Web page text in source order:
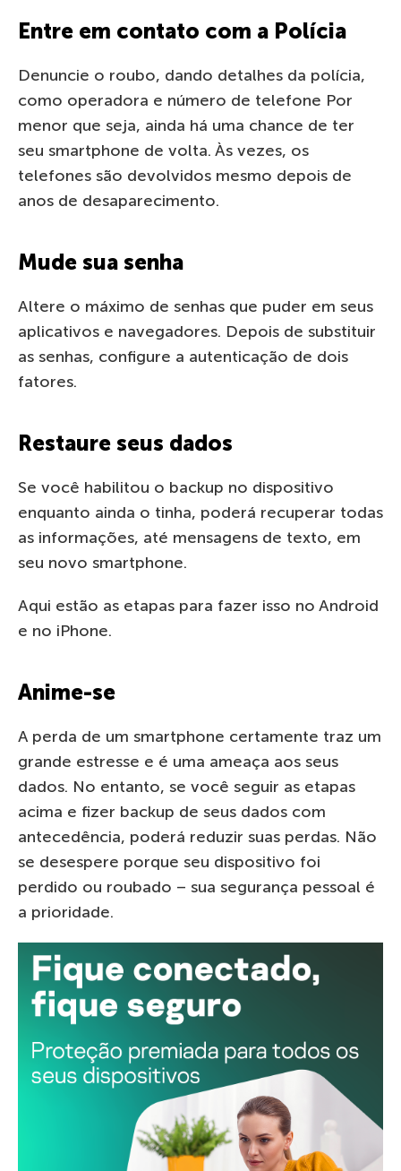
Entre em contato com a Polícia
Denuncie o roubo, dando detalhes da polícia,
como operadora e número de telefone Por
menor que seja, ainda há uma chance de ter
seu smartphone de volta. Às vezes, os
telefones são devolvidos mesmo depois de
anos de desaparecimento.
Mude sua senha
Altere o máximo de senhas que puder em seus
aplicativos e navegadores. Depois de substituir
as senhas, configure a autenticação de dois
fatores.
Restaure seus dados
Se você habilitou o backup no dispositivo
enquanto ainda o tinha, poderá recuperar todas
as informações, até mensagens de texto, em
seu novo smartphone.
Aqui estão as etapas para fazer isso no Android
e no iPhone.
Anime-se
A perda de um smartphone certamente traz um
grande estresse e é uma ameaça aos seus
dados. No entanto, se você seguir as etapas
acima e fizer backup de seus dados com
antecedência, poderá reduzir suas perdas. Não
se desespere porque seu dispositivo foi
perdido ou roubado – sua segurança pessoal é
a prioridade.